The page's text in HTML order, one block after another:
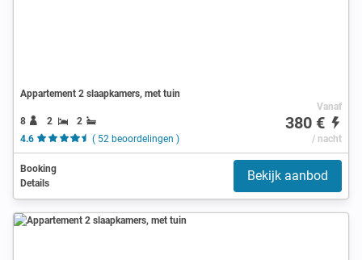
Appartement 2 slaapkamers, met tuin
8 2
2
4.6
( 52 beoordelingen )
Vanaf
380 €
/ nacht
Booking
Details
Bekijk aanbod